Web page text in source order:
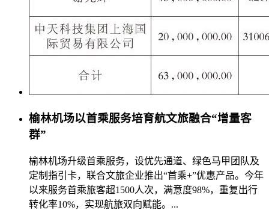
榆林机场以首乘服务培育航文旅融合“增量客
群”
榆林机场升级首乘服务，设优先通道、绿色马甲团队及
定制指引卡，联合文旅企业推出“首乘+”优惠产品。今年
以来服务首乘旅客超1500人次，满意度98%，重复出行
转化率10%，实现航旅双向赋能。...